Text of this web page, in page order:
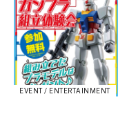
EVENT / ENTERTAINMENT